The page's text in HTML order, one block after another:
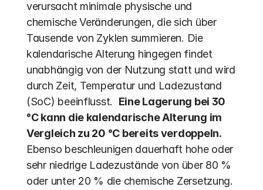
verursacht minimale physische und
chemische Veränderungen, die sich über
Tausende von Zyklen summieren. Die
kalendarische Alterung hingegen findet
unabhängig von der Nutzung statt und wird
durch Zeit, Temperatur und Ladezustand
(SoC) beeinflusst. Eine Lagerung bei 30
°C kann die kalendarische Alterung im
Vergleich zu 20 °C bereits verdoppeln.
Ebenso beschleunigen dauerhaft hohe oder
sehr niedrige Ladezustände von über 80 %
oder unter 20 % die chemische Zersetzung.